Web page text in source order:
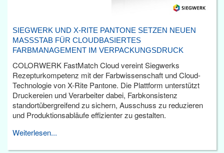
SIEGWERK UND X-RITE PANTONE SETZEN NEUEN
MASSSTAB FÜR CLOUDBASIERTES F
ARBMANAGEMENT IM VERPACKUNGSDRUCK
COLORWERK FastMatch Cloud vereint Siegwerks
Rezepturkompetenz mit der Farbwissenschaft und Cloud-
Technologie von X-Rite Pantone. Die Plattform unterstützt
Druckereien und Verarbeiter dabei, Farbkonsistenz
standortübergreifend zu sichern, Ausschuss zu reduzieren
und Produktionsabläufe effizienter zu gestalten.
Weiterlesen...